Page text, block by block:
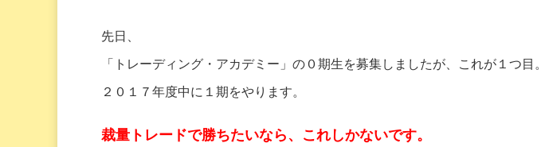
先日、
「トレーディング・アカデミー」の０期生を募集しましたが、これが１つ目。
２０１７年度中に１期をやります。
裁量トレードで勝ちたいなら、これしかないです。